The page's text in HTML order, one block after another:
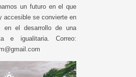
un futuro en el que
accesible se convierte en
en el desarrollo de una
e igualitaria. Correo: